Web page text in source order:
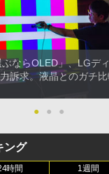
ぶならOLED」、LGデ
訴求。液晶とのガチ比
● ● ●
ング
時間 1週間